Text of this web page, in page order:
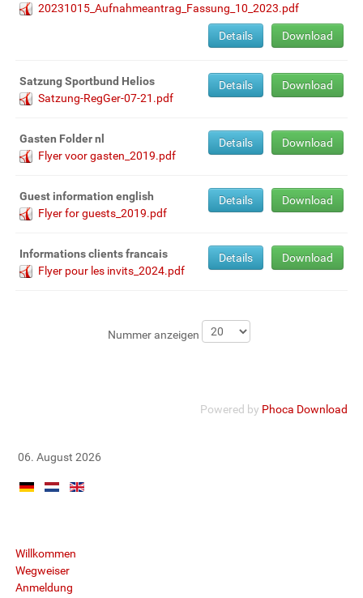
20231015_Aufnahmeantrag_Fassung_10_2023.pdf
Download
Details
Satzung Sportbund Helios
Satzung-RegGer-07-21.pdf
Download
Details
Gasten Folder nl
Flyer voor gasten_2019.pdf
Download
Details
Guest information english
Flyer for guests_2019.pdf
Download
Details
Informations clients francais
Flyer pour les invits_2024.pdf
Download
Details
Nummer anzeigen
Powered by Phoca Download
06. August 2026
Willkommen
Wegweiser
Anmeldung